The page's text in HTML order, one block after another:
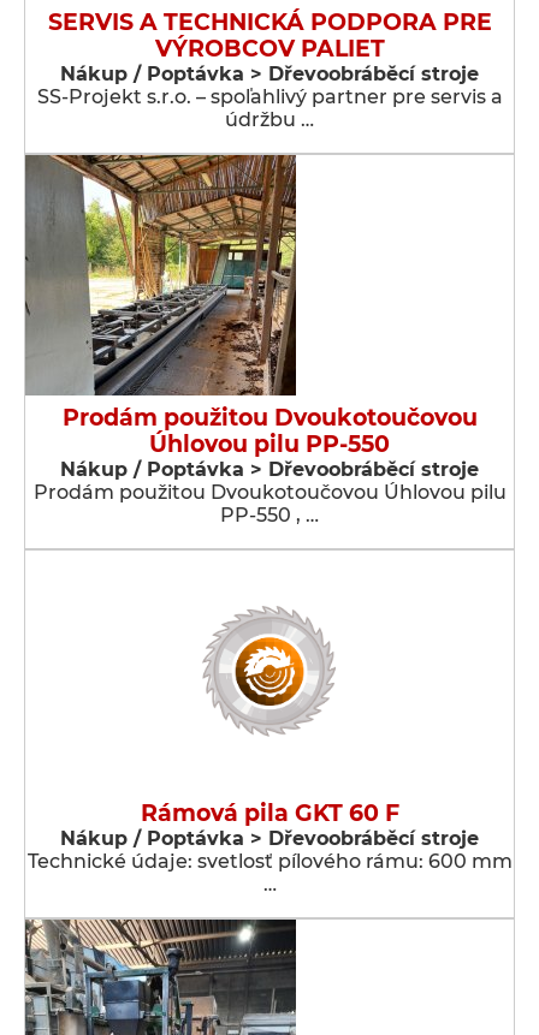
SERVIS A TECHNICKÁ PODPORA PRE
VÝROBCOV PALIET
Nákup / Poptávka > Dřevoobráběcí stroje
SS-Projekt s.r.o. – spoľahlivý partner pre servis a
údržbu …
Prodám použitou Dvoukotoučovou
Úhlovou pilu PP-550
Nákup / Poptávka > Dřevoobráběcí stroje
Prodám použitou Dvoukotoučovou Úhlovou pilu
PP-550 , …
Rámová pila GKT 60 F
Nákup / Poptávka > Dřevoobráběcí stroje
Technické údaje: svetlosť pílového rámu: 600 mm
…